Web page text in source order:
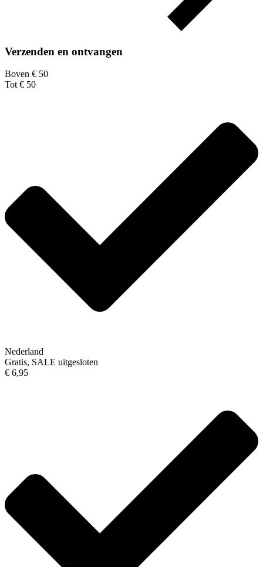
Verzenden en ontvangen
Boven € 50
Tot € 50
Nederland
Gratis, SALE uitgesloten
€ 6,95